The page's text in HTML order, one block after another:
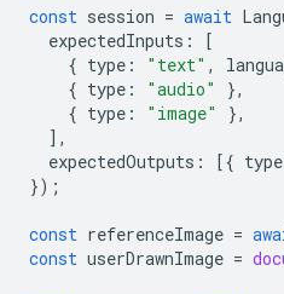
const session = await
expectedInputs :
[
{ type : "text" ,
{ type : "audio"
},
{ type : "image"
},
],
expectedOutputs : [{ type
});
const referenceImage =
const userDrawnImage =